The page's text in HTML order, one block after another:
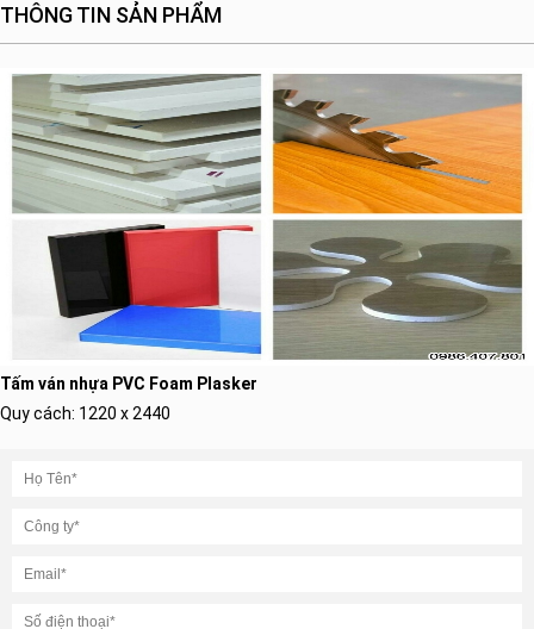
THÔNG TIN SẢN PHẨM
Tấm ván nhựa PVC Foam Plasker
Quy cách: 1220 x 2440